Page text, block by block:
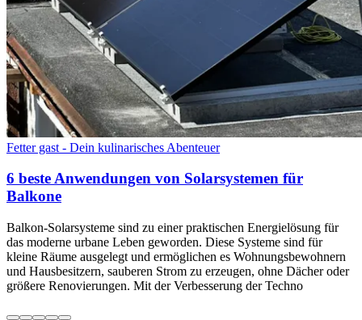
Fetter gast - Dein kulinarisches Abenteuer
6 beste Anwendungen von Solarsystemen für
Balkone
Balkon-Solarsysteme sind zu einer praktischen Energielösung für
das moderne urbane Leben geworden. Diese Systeme sind für
kleine Räume ausgelegt und ermöglichen es Wohnungsbewohnern
und Hausbesitzern, sauberen Strom zu erzeugen, ohne Dächer oder
größere Renovierungen. Mit der Verbesserung der Techno